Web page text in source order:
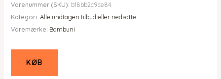
Varenummer (SKU): b18bb2c9ce84
Kategori: Alle undtagen tilbud eller nedsatte
Varemærke: Bambuni
KØB